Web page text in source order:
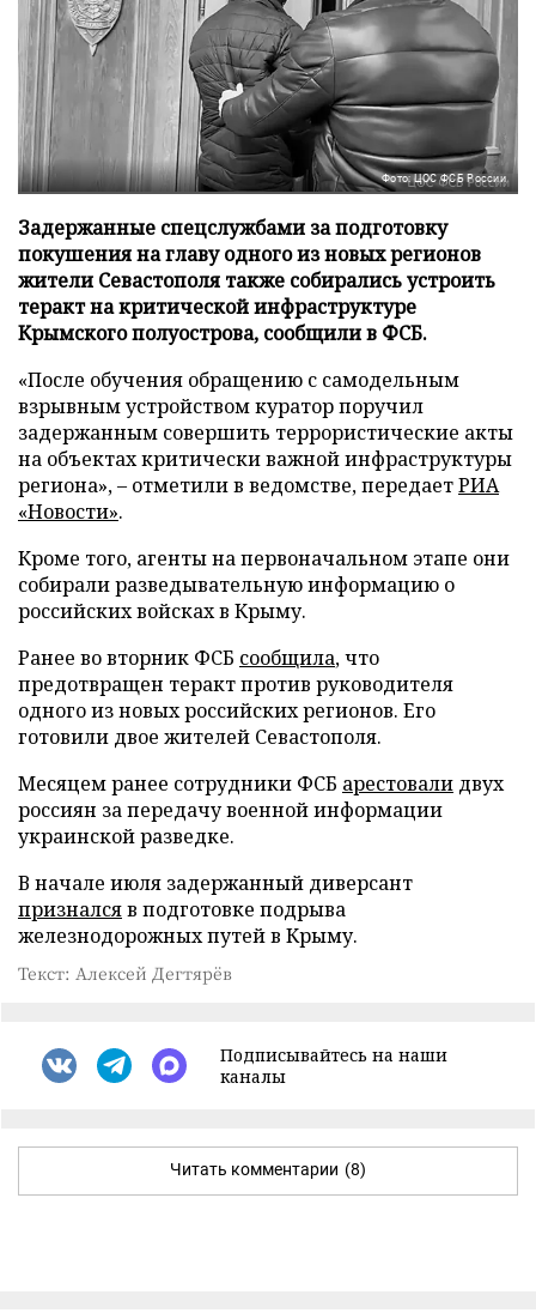
Фото: ЦОС ФСБ России
Задержанные спецслужбами за подготовку
покушения на главу одного из новых регионов
жители Севастополя также собирались устроить
теракт на критической инфраструктуре
Крымского полуострова, сообщили в ФСБ.
«После обучения обращению с самодельным
взрывным устройством куратор поручил
задержанным совершить террористические акты
на объектах критически важной инфраструктуры
региона», – отметили в ведомстве, передаетРИА
«Новости».
Кроме того, агенты на первоначальном этапе они
собирали разведывательную информацию о
российских войсках в Крыму.
Ранее во вторник ФСБ сообщила, что
предотвращен теракт против руководителя
одного из новых российских регионов. Его
готовили двое жителей Севастополя.
Месяцем ранее сотрудники ФСБ арестовали двух
россиян за передачу военной информации
украинской разведке.
В начале июля задержанный диверсант
призналсяв подготовке подрыва
железнодорожных путей в Крыму.
Текст: Алексей Дегтярёв
Подписывайтесь на наши
каналы
Читать комментарии (8)